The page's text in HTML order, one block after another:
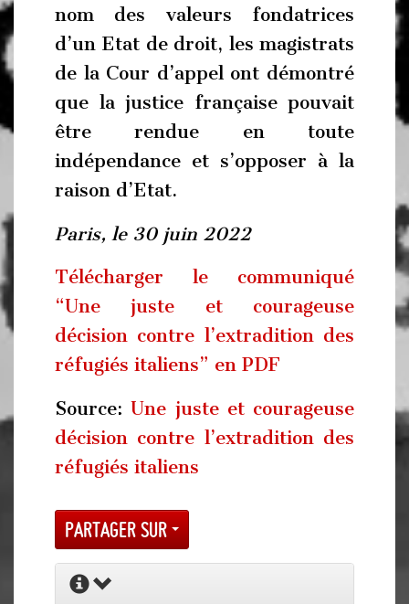
nom des valeurs fondatrices
d’un Etat de droit, les magistrats
de la Cour d’appel ont démontré
que la justice française pouvait
être rendue en toute
indépendance et s’opposer à la
raison d’Etat.
Paris, le 30 juin 2022
Télécharger le communiqué
“Une juste et courageuse
décision contre l’extradition des
réfugiés italiens” en PDF
Source:Une juste et courageuse
décision contre l’extradition des
réfugiés italiens
Partager sur